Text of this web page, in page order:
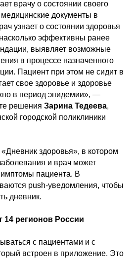
врачу о состоянии своего
документы в
узнает о состоянии здоровья
эффективны ранее
выявляет возможные
в процессе назначенного
Пациент при этом не сидит в
свое здоровье и здоровье
в период эпидемии», —
решения Зарина Тедеева,
городской поликлиники
здоровья», в котором
и врач может
пациента. В
push-уведомления, чтобы
дневник.
регионов России
с пациентами и с
встроен в приложение. Это